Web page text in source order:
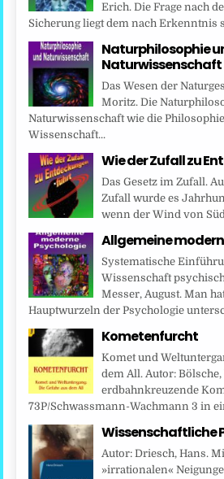
Erich. Die Frage nach
Sicherung liegt dem nach Erkenntnis
Naturphilosophie
Naturwissenschaft
Das Wesen der
Moritz. Die
Naturwissenschaft wie die
Wissenschaft...
Wie der Zufall zu
Das Gesetz im Zufall.
Zufall wurde es
wenn der Wind von
Allgemeine
Systematische
Wissenschaft
Messer, August. Man
Hauptwurzeln der Psychologie
Kometenfurcht
Komet und
dem All. Autor:
erdbahnkreuzende
73P/Schwassmann-Wachmann 3 in
Wissenschaftliche
Autor: Driesch, Hans.
»irrationalen«